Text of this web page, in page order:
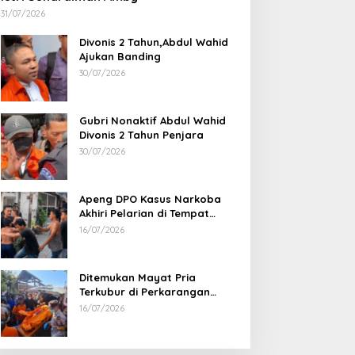
31/07/2026
Divonis 2 Tahun,Abdul Wahid
Ajukan Banding
30/07/2026
Gubri Nonaktif Abdul Wahid
Divonis 2 Tahun Penjara
30/07/2026
Apeng DPO Kasus Narkoba
Akhiri Pelarian di Tempat
Persembunyiannya di Kampar
16/07/2026
Ditemukan Mayat Pria
Terkubur di Perkarangan
Rumah
16/07/2026
Sabu 2,69 Kg dari Dumai Berhasil